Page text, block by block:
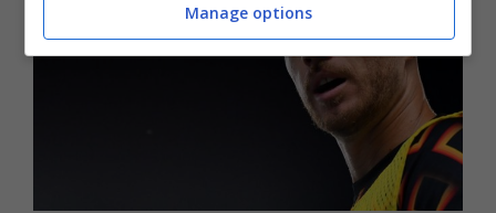
Manage options